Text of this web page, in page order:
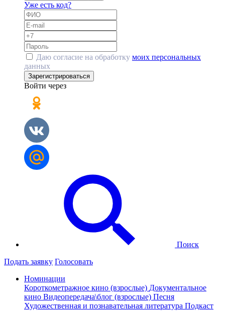
Уже есть код?
Даю согласие на обработку моих персональных
данных
Зарегистрироваться
Войти через
Поиск
Подать заявку Голосовать
Номинации
Короткометражное кино (взрослые) Документальное
кино Видеопередача\блог (взрослые) Песня
Художественная и познавательная литература Подкаст